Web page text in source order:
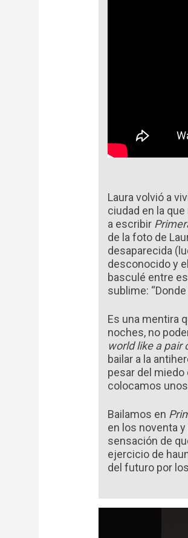
Laura volvió a
ciudad en la
a escribir
de la foto de
desaparecida
desconocido y
basculé entre
sublime:
Es una mentira
noches, no
world like a pair
bailar a la
pesar del miedo
colocamos
Bailamos en
en los noventa
sensación de
ejercicio de
del futuro por